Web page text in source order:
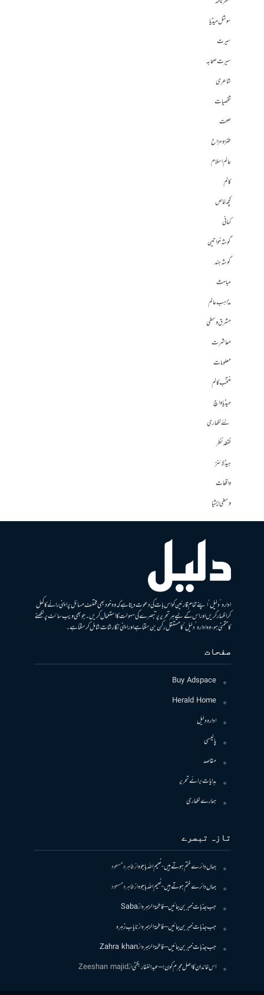
سوشل میڈیا
سیرت
سیرت صحابہ
شاعری
شخصیات
صحت
طنز و مزاح
عالم اسلام
کالم
کچھ خاص
کہانی
گوشہ خواتین
گوشہ ہند
مباحث
مذاہب عالم
مشرق وسطی
معاشرت
معلومات
منتخب کالم
میڈیا واچ
نئے لکھاری
نقطہ نظر
ہیڈلائنز
واقعات
وسطی ایشیا
ادارہ ’دلیل‘ اپنے تمام قارئین کو اس بات کی دعوت دیتا ہے کہ وہ خود بھی مختلف مسائل پر اپنی رائے کا کھل
کر اظہار کریں اور اس کے لیے ہر تحریر پر تبصرے کی سہولت کا استعمال کریں۔ جو بھی ویب سائٹ پر لکھنے
کا متمنی ہو، وہ ادارہ ’دلیل‘ کا مستقل رکن بن سکتا ہے اور اپنی نگارشات شامل کرسکتا ہے۔
صفحات
Buy Adspace
Herald Home
ادارہ دلیل
پالیسی
مقاصد
ہدایات برائے تحریر
ہمارے لکھاری
تازہ تبصرے
جہاں دائرے ختم ہوتے ہیں- نعیم اللہ باجوہازطاہرہ مسعود
جہاں دائرے ختم ہوتے ہیں- نعیم اللہ باجوہازطاہرہ مسعود
جب جذبات خبر بن جائیں – فاطمۃالزہرہازSaba
جب جذبات خبر بن جائیں – فاطمۃالزہرہازنایاب زہرہ
جب جذبات خبر بن جائیں – فاطمۃالزہرہازZahra khan
اس خاندان کا اصل مجرم کون! – عبدالغفار بگٹیازZeeshan majid